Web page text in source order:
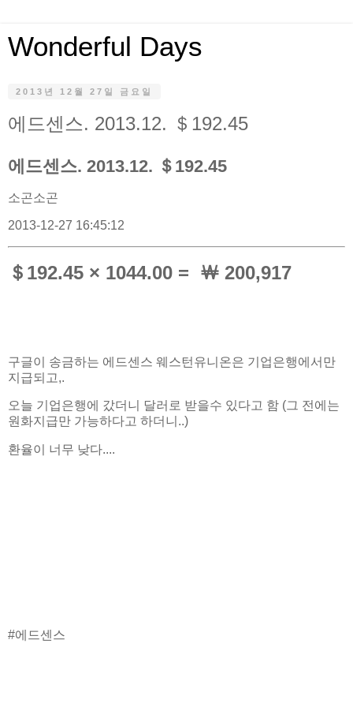
Wonderful Days
2013년 12월 27일 금요일
에드센스. 2013.12. ＄192.45
에드센스. 2013.12. ＄192.45
소곤소곤
2013-12-27 16:45:12
＄192.45 × 1044.00 = ￦ 200,917
구글이 송금하는 에드센스 웨스턴유니온은 기업은행에서만
지급되고,.
오늘 기업은행에 갔더니 달러로 받을수 있다고 함 (그 전에는
원화지급만 가능하다고 하더니..)
환율이 너무 낮다....
#에드센스